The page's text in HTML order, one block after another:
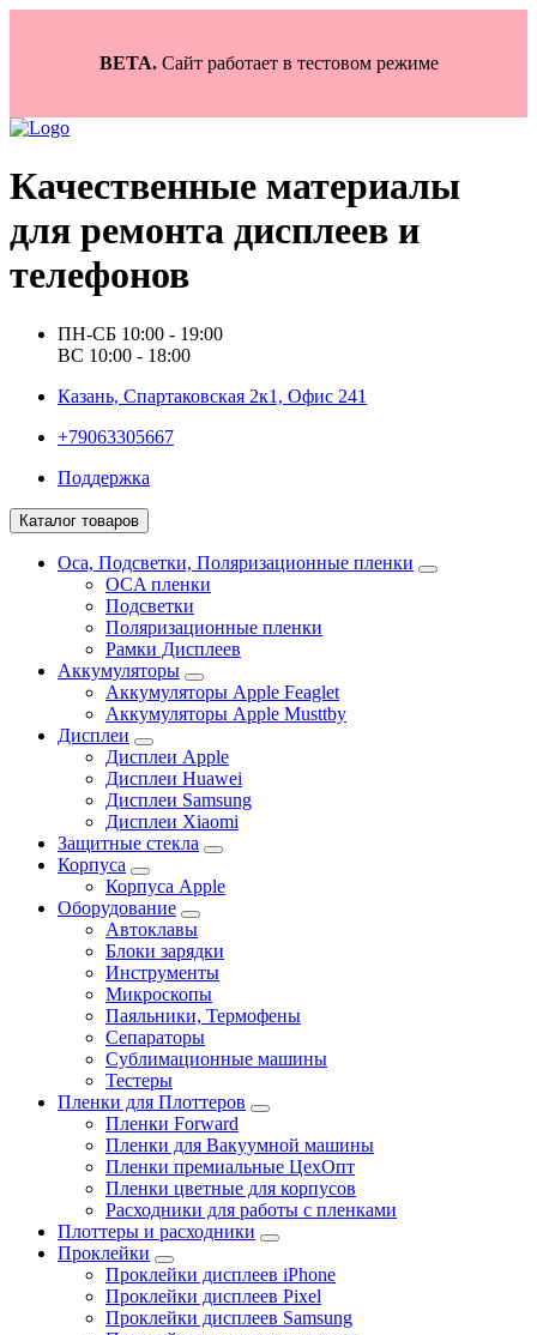
BETA.Сайт работает в тестовом режиме
Качественные материалы
для ремонта дисплеев и
телефонов
ПН-СБ 10:00 - 19:00
ВС 10:00 - 18:00
Казань, Спартаковская 2к1, Офис 241
+79063305667
Поддержка
Каталог товаров
Oca, Подсветки, Поляризационные пленки
OCA пленки
Подсветки
Поляризационные пленки
Рамки Дисплеев
Аккумуляторы
Аккумуляторы Apple Feaglet
Аккумуляторы Apple Musttby
Дисплеи
Дисплеи Apple
Дисплеи Huawei
Дисплеи Samsung
Дисплеи Xiaomi
Защитные стекла
Корпуса
Корпуса Apple
Оборудование
Автоклавы
Блоки зарядки
Инструменты
Микроскопы
Паяльники, Термофены
Сепараторы
Сублимационные машины
Тестеры
Пленки для Плоттеров
Пленки Forward
Пленки для Вакуумной машины
Пленки премиальные ЦехОпт
Пленки цветные для корпусов
Расходники для работы с пленками
Плоттеры и расходники
Проклейки
Проклейки дисплеев iPhone
Проклейки дисплеев Pixel
Проклейки дисплеев Samsung